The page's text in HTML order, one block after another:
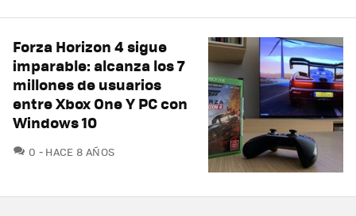
Forza Horizon 4 sigue
imparable: alcanza los 7
millones de usuarios
entre Xbox One Y PC con
Windows 10
0 COMENTARIOS
HACE 8 AÑOS